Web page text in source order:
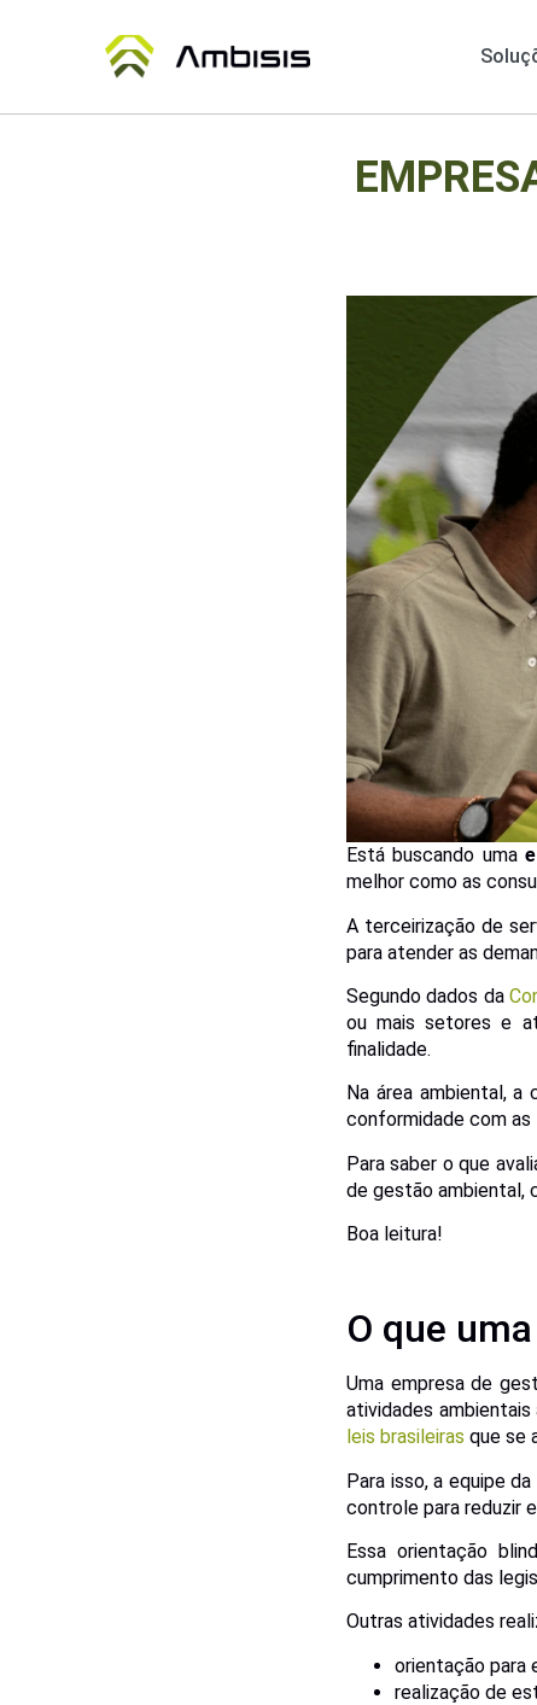
Está buscando uma
melhor como as
A terceirização de
para atender as
Segundo dados da
ou mais setores e
finalidade.
Na área ambiental,
conformidade com as
Para saber o que
de gestão ambiental,
Boa leitura!
O que
Uma empresa de
atividades
leis brasileiras que se
Para isso, a equipe
controle para reduzir
Essa orientação
cumprimento das
Outras atividades
orientação para
realização de